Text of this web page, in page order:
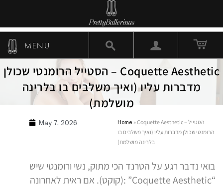
MENU
Coquette Aesthetic – הסטייל הרומנטי שכולן
מדברות עליו (ואיך משלבים בו בלרינה
מושלמת)
May 7, 2026 Home »Coquette Aesthetic – הסטייל
הרומנטי שכולן מדברות עליו (ואיך משלבים בו
בלרינה מושלמת)
בואי נדבר רגע על הטרנד הכי מתוק, נשי ורומנטי שיש
“Coquette Aesthetic” :(קוקט). אם ראית לאחרונה